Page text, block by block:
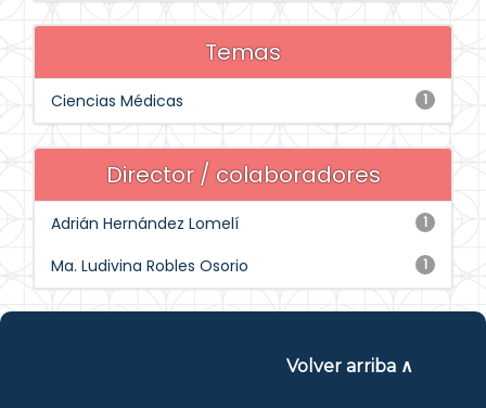
Temas
1
Ciencias Médicas
Director / colaboradores
1
Adrián Hernández Lomelí
1
Ma. Ludivina Robles Osorio
Volver arriba ∧